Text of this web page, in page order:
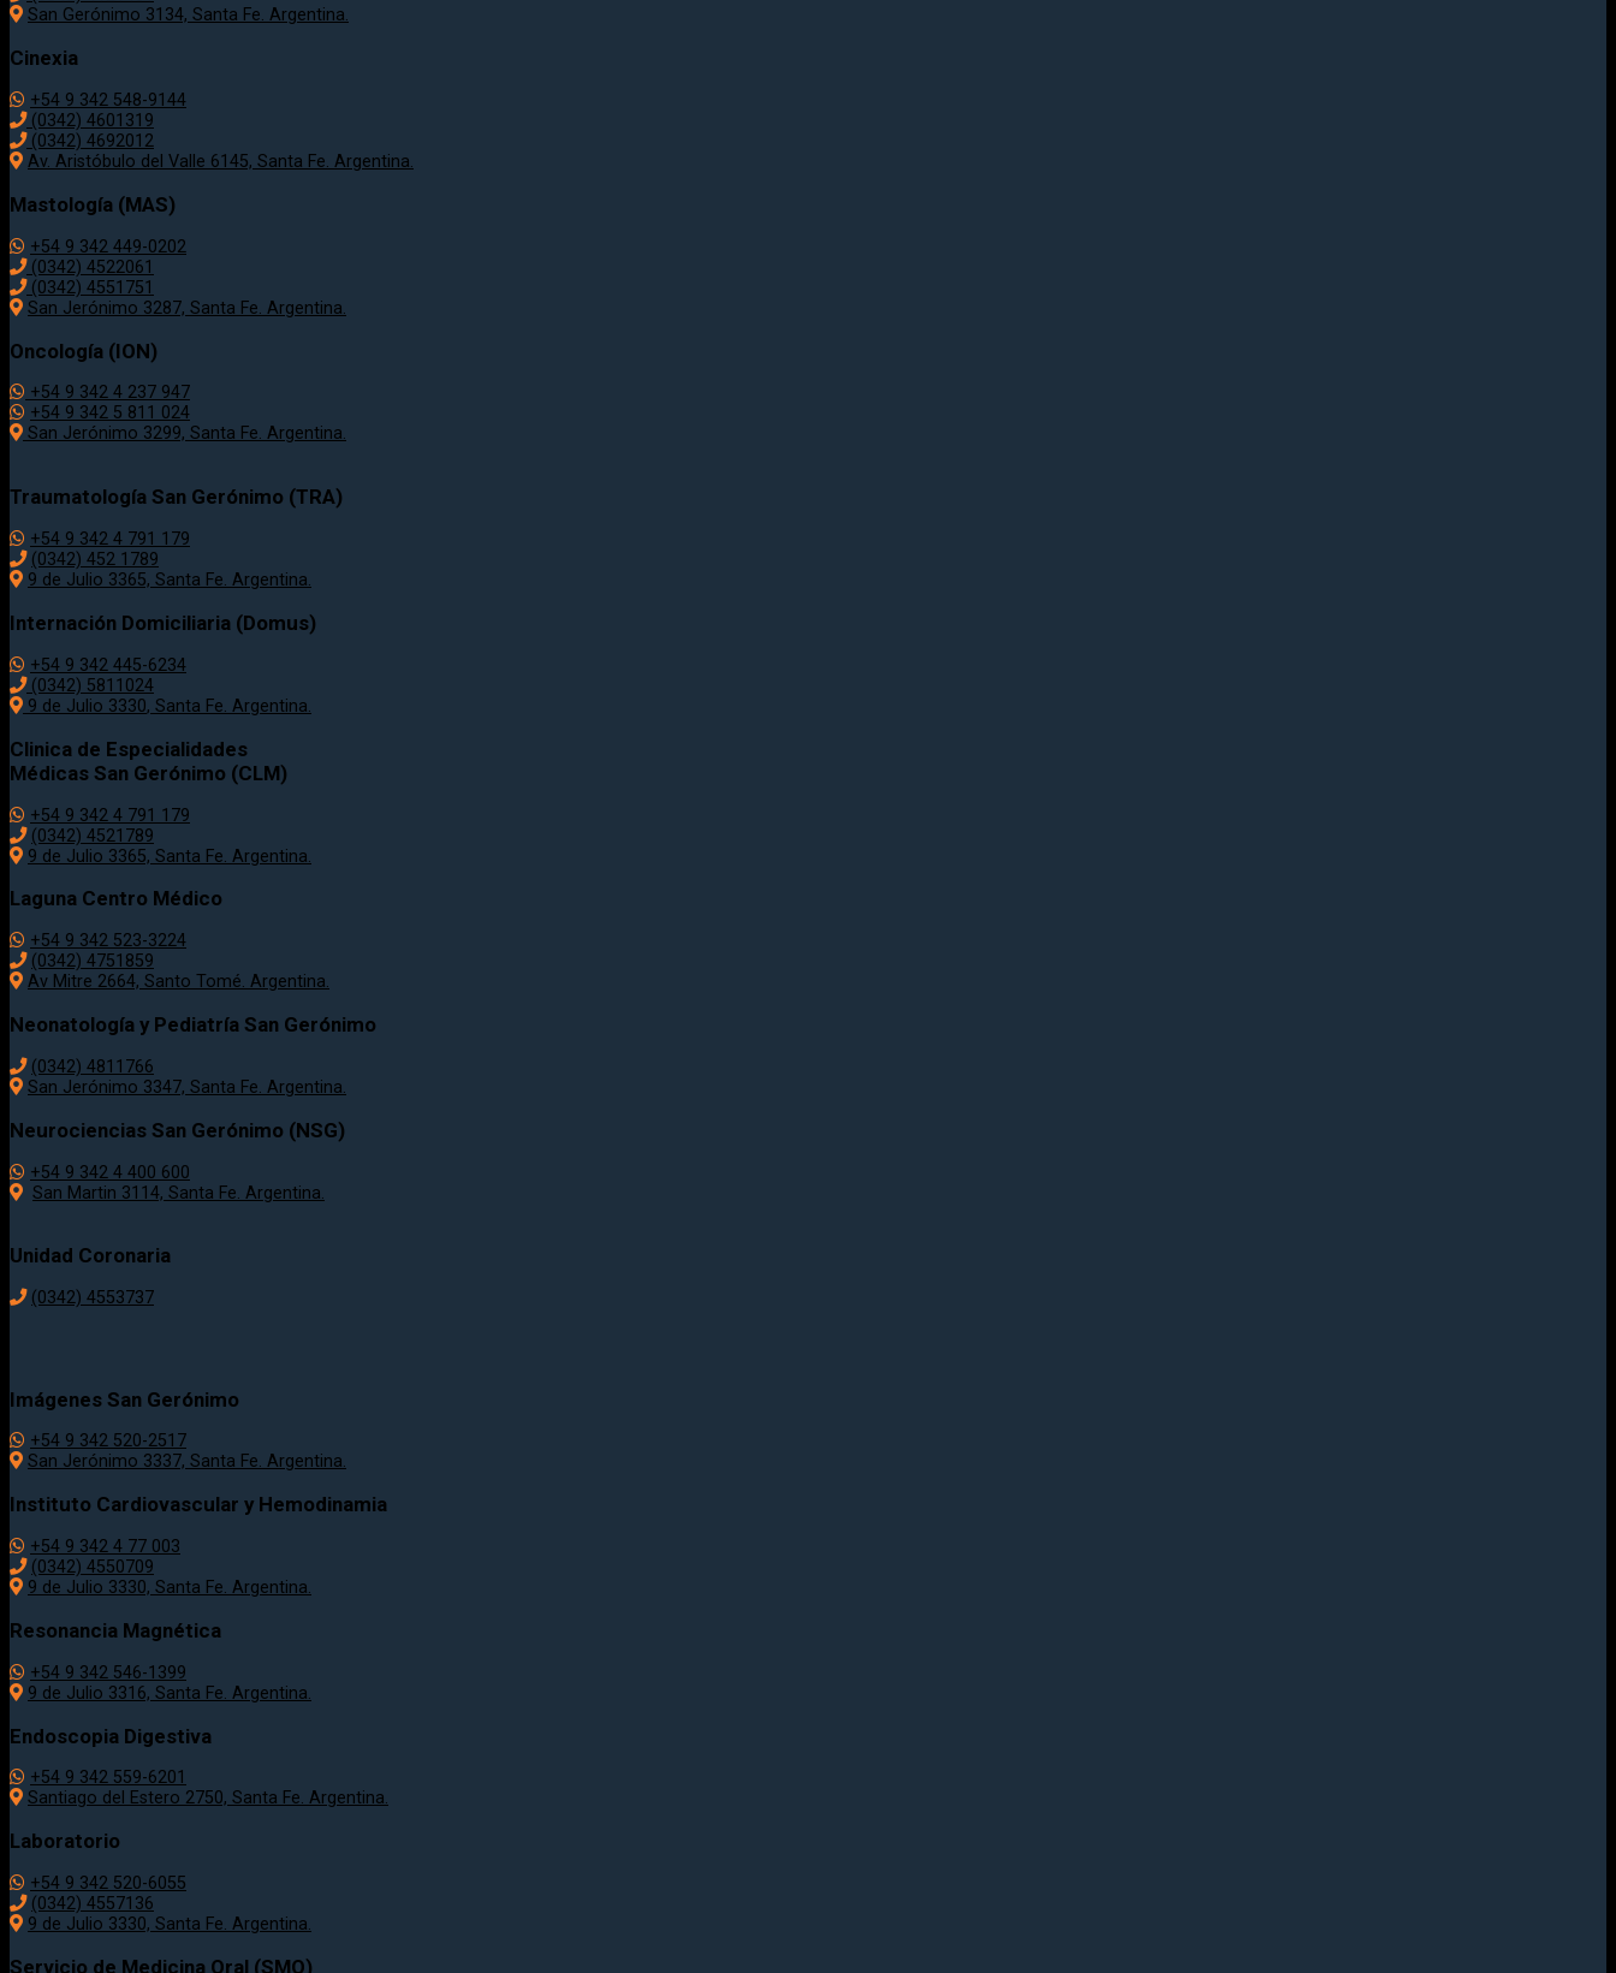
San Gerónimo 3134, Santa Fe. Argentina.
Cinexia
+54 9 342 548-9144
(0342) 4601319
(0342) 4692012
Av. Aristóbulo del Valle 6145, Santa Fe. Argentina.
Mastología (MAS)
+54 9 342 449-0202
(0342) 4522061
(0342) 4551751
San Jerónimo 3287, Santa Fe. Argentina.
Oncología (ION)
+54 9 342 4 237 947
+54 9 342 5 811 024
San Jerónimo 3299, Santa Fe. Argentina.
Traumatología San Gerónimo (TRA)
+54 9 342 4 791 179
(0342) 452 1789
9 de Julio 3365, Santa Fe. Argentina.
Internación Domiciliaria (Domus)
+54 9 342 445-6234
(0342) 5811024
9 de Julio 3330, Santa Fe. Argentina.
Clinica de Especialidades
Médicas San Gerónimo (CLM)
+54 9 342 4 791 179
(0342) 4521789
9 de Julio 3365, Santa Fe. Argentina.
Laguna Centro Médico
+54 9 342 523-3224
(0342) 4751859
Av Mitre 2664, Santo Tomé. Argentina.
Neonatología y Pediatría San Gerónimo
(0342) 4811766
San Jerónimo 3347, Santa Fe. Argentina.
Neurociencias San Gerónimo (NSG)
+54 9 342 4 400 600
San Martin 3114, Santa Fe. Argentina.
Unidad Coronaria
(0342) 4553737
Imágenes San Gerónimo
+54 9 342 520-2517
San Jerónimo 3337, Santa Fe. Argentina.
Instituto Cardiovascular y Hemodinamia
+54 9 342 4 77 003
(0342) 4550709
9 de Julio 3330, Santa Fe. Argentina.
Resonancia Magnética
+54 9 342 546-1399
9 de Julio 3316, Santa Fe. Argentina.
Endoscopia Digestiva
+54 9 342 559-6201
Santiago del Estero 2750, Santa Fe. Argentina.
Laboratorio
+54 9 342 520-6055
(0342) 4557136
9 de Julio 3330, Santa Fe. Argentina.
Servicio de Medicina Oral (SMO)